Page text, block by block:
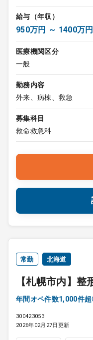
給与（年収）
950万円 ～ 1400万
医療機関区分
一般
勤務内容
外来、病棟、救急
募集科目
救命救急科
常勤 北海道
【札幌市内】整
年間オペ件数1,000件
300423053
2026年02月27日更新